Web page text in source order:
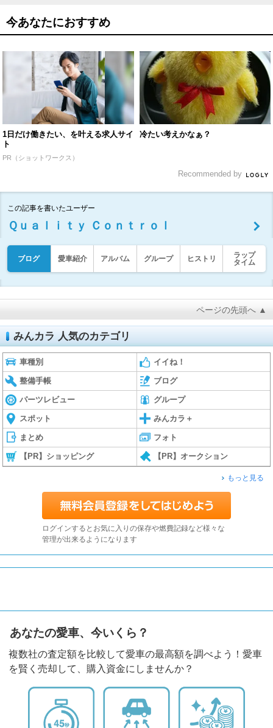
今あなたにおすすめ
1日だけ働きたい、を叶える求人サイ
ト
PR（ショットワークス）
冷たい考えかなぁ？
Recommended by
この記事を書いたユーザー
Ｑｕａｌｉｔｙ Ｃｏｎｔｒｏｌ
ブログ 愛車紹介 アルバム グループ ヒストリ
ラップ
タイム
ページの先頭へ ▲
みんカラ 人気のカテゴリ
車種別 イイね！
整備手帳 ブログ
パーツレビュー グループ
スポット みんカラ＋
まとめ フォト
【PR】ショッピング 【PR】オークション
もっと見る
ログインするとお気に入りの保存や燃費記録など様々な
管理が出来るようになります
あなたの愛車、今いくら？
複数社の査定額を比較して愛車の最高額を調べよう！愛車
を賢く売却して、購入資金にしませんか？